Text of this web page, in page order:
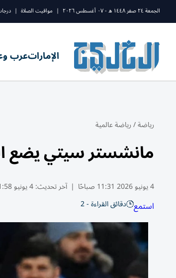
الجمعة ٢٤ صفر ١٤٤٨ ه - ٠٧ أغسطس ٢٠٢٦ | مواقيت الصلاة |
الإماراتعرب
رياضة/رياضة عالمية
مانشستر سيتي يضع
4 يونيو 2026 11:31 صباحًا | آخر تحديث:4 يونيو 11:58 2026
استمع دقائق القراءة - 2